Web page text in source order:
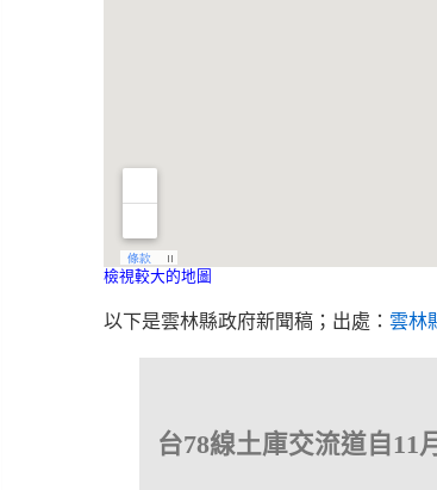
檢視較大的地圖
以下是雲林縣政府新聞稿；出處： 雲林
台78線土庫交流道自11